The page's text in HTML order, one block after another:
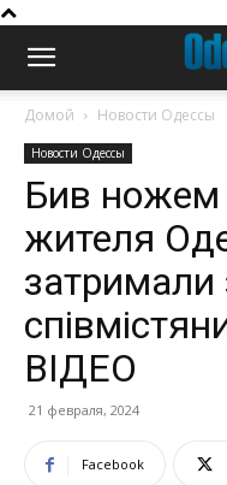
Домой Новости Одессы
Новости Одессы
Бив ножем
жителя
затримали
ВІДЕО
21 февраля, 2024
Facebook